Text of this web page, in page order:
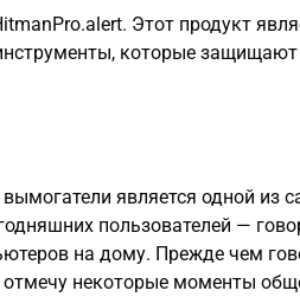
Этот продукт
которые
является одной из
пользователей —
на дому. Прежде чем
некоторые моменты